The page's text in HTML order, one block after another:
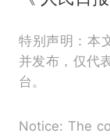
特别声明：本
并发布，仅代
台。
Notice: The